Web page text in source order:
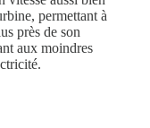
permettant à
près de son
aux moindres